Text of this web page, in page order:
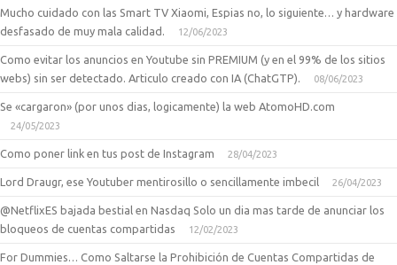
Mucho cuidado con las Smart TV Xiaomi, Espias no, lo siguiente… y hardware
desfasado de muy mala calidad.
12/06/2023
Como evitar los anuncios en Youtube sin PREMIUM (y en el 99% de los sitios
webs) sin ser detectado. Articulo creado con IA (ChatGTP).
08/06/2023
Se «cargaron» (por unos dias, logicamente) la web AtomoHD.com
24/05/2023
Como poner link en tus post de Instagram 28/04/2023
Lord Draugr, ese Youtuber mentirosillo o sencillamente imbecil 26/04/2023
@NetflixES bajada bestial en Nasdaq Solo un dia mas tarde de anunciar los
bloqueos de cuentas compartidas
12/02/2023
For Dummies… Como Saltarse la Prohibición de Cuentas Compartidas de